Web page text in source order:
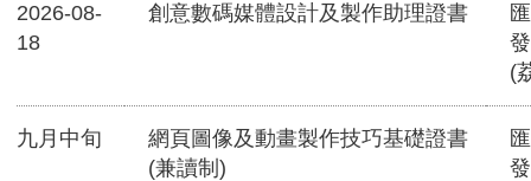
2026-08-
18
創意數碼媒體設計及製作助理證書
(
九月中旬
網頁圖像及動畫製作技巧基礎證書
(兼讀制)